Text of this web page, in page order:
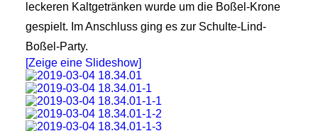
leckeren Kaltgetränken wurde um die Boßel-Krone
gespielt. Im Anschluss ging es zur Schulte-Lind-
Boßel-Party.
[Zeige eine Slideshow]